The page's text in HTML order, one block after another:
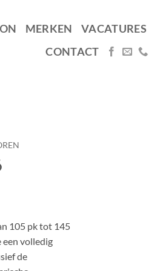
MERKEN
VACATURES
CONTACT
105 pk tot 145
een volledig
de